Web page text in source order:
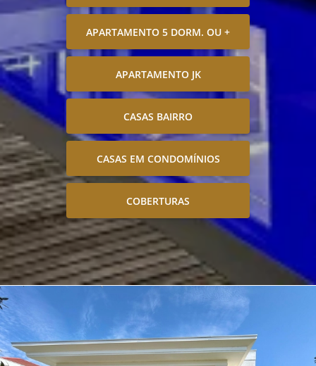
APARTAMENTO 5 DORM. OU +
APARTAMENTO JK
CASAS BAIRRO
CASAS EM CONDOMÍNIOS
COBERTURAS